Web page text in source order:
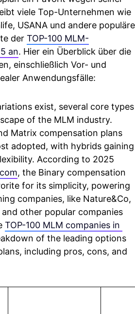
viele Top-Unternehmen wie
USANA und andere populäre
der TOP-100 MLM-
an. Hier ein Überblick über die
einschließlich Vor- und
Anwendungsfälle:
exist, several core types
of the MLM industry.
Matrix compensation plans
adopted, with hybrids gaining
According to 2025
, the Binary compensation
for its simplicity, powering
companies, like Nature&Co,
and other popular companies
TOP-100 MLM companies in
of the leading options
including pros, cons, and